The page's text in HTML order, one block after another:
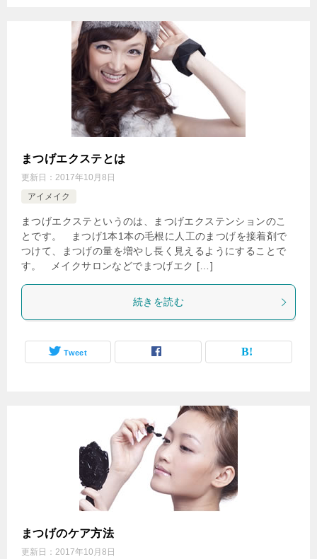
まつげエクステとは
更新日： 2017年10月8日
アイメイク
まつげエクステというのは、まつげエクステンションのこ
とです。 まつげ1本1本の毛根に人工のまつげを接着剤で
つけて、まつげの量を増やし長く見えるようにすることで
す。 メイクサロンなどでまつげエク […]
続きを読む
Tweet
まつげのケア方法
更新日： 2017年10月8日